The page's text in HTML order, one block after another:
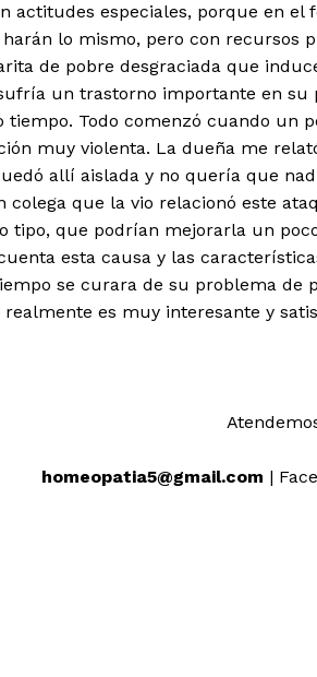
actitudes especiales, porque en el
lo mismo, pero con recursos
de pobre desgraciada que
un trastorno importante en su
Todo comenzó cuando un
muy violenta. La dueña me
allí aislada y no quería que
que la vio relacionó este
tipo, que podrían mejorarla un
esta causa y las
se curara de su problema de
es muy interesante y
homeopatia5@gmail.com |